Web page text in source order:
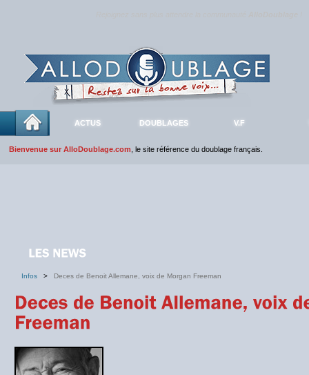
ACTUS DOUBLAGES V.F
Bienvenue sur AlloDoublage.com , le site référence du doublage français.
Infos > Deces de Benoit Allemane, voix de Morgan Freeman